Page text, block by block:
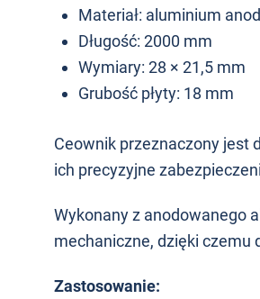
Materiał: aluminium
Długość: 2000 mm
Wymiary: 28 × 21,5 mm
Grubość płyty: 18 mm
Ceownik przeznaczony jest
ich precyzyjne
Wykonany z anodowanego
mechaniczne, dzięki czemu
Zastosowanie: